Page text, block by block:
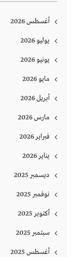
أغسطس 2026
يوليو 2026
يونيو 2026
مايو 2026
أبريل 2026
مارس 2026
فبراير 2026
يناير 2026
ديسمبر 2025
نوفمبر 2025
أكتوبر 2025
سبتمبر 2025
أغسطس 2025